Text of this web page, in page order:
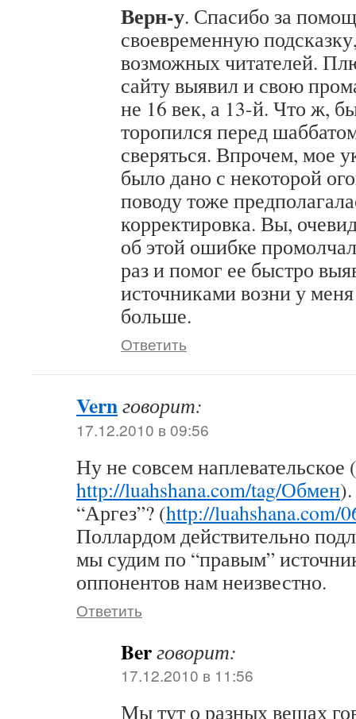
Верн-у. Спасибо за
своевременную
возможных читателей.
сайту выявил и свою
не 16 век, а 13-й. Что ж,
торопился перед
сверяться. Впрочем, мое
было дано с некоторой
поводу тоже
корректировка. Вы,
об этой ошибке
раз и помог ее быстро
источниками возни у
больше.
Ответить
Vernговорит:
17.12.2010 в 09:56
Ну не совсем наплевательское
http://luahshana.com/tag/Обмен
“Аргез”? (http://luahshana.com/
Поллардом действительно
мы судим по “правым”
оппонентов нам неизвестно.
Ответить
Berговорит:
17.12.2010 в 11:56
Мы тут о разных вещах